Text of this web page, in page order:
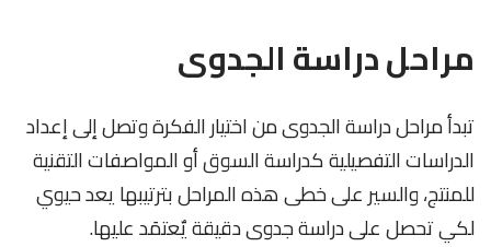
مراحل دراسة الجدوى
تبدأ مراحل دراسة الجدوى من اختيار الفكرة وتصل إلى إعداد
الدراسات التفصيلية كدراسة السوق أو المواصفات التقنية
للمنتج، والسير على خطى هذه المراحل بترتيبها يعد حيوي
لكي تحصل على دراسة جدوى دقيقة يٌعتمَد عليها.